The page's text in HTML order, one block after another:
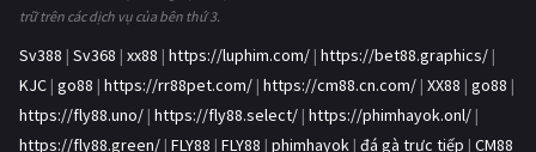
trữ trên các dịch vụ của bên thứ 3.
Sv388 | Sv368 | xx88 | https://luphim.com/ | https://bet88.graphics/ |
KJC | go88 | https://rr88pet.com/ | https://cm88.cn.com/ | XX88 | go88 |
https://fly88.uno/ | https://fly88.select/ | https://phimhayok.onl/ |
https://fly88.green/ | FLY88 | FLY88 | phimhayok | đá gà trực tiếp | CM88